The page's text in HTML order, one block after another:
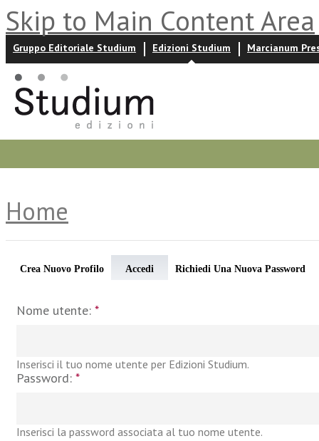
Skip to Main Content Area
Gruppo Editoriale Studium Edizioni Studium Marcianum
Home
Crea Nuovo Profilo Accedi Richiedi Una Nuova Password
Nome utente: *
Inserisci il tuo nome utente per Edizioni Studium.
Password: *
Inserisci la password associata al tuo nome utente.